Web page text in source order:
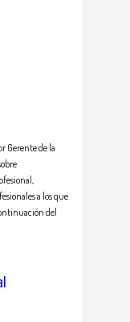
Gerente de la
a los que
del